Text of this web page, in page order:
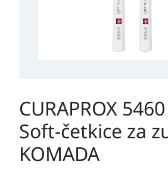
CURAPROX
Soft-četkice za
KOMADA